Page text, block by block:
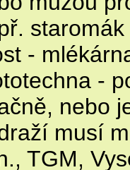
-
-
nebo
musí
TGM,